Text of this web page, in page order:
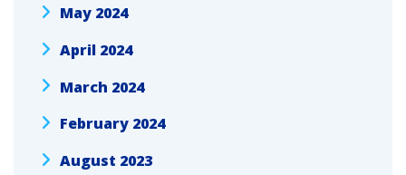
May 2024
April 2024
March 2024
February 2024
August 2023